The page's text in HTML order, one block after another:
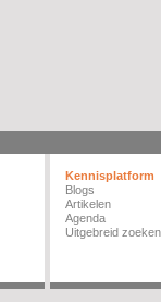
Kennisplatform
Blogs
Artikelen
Agenda
Uitgebreid zoeken